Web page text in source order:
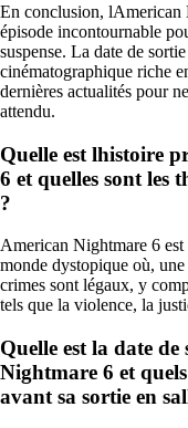
En conclusion, lAmerican
épisode incontournable
suspense. La date de
cinématographique riche
dernières actualités pour
attendu.
Quelle est lhistoire
6 et quelles sont les
?
American Nightmare 6
monde dystopique où,
crimes sont légaux, y
tels que la violence, la
Quelle est la date
Nightmare 6 et
avant sa sortie en